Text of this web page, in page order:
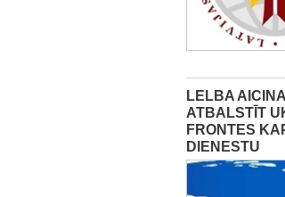
LELBA AICINA
ATBALSTĪT
FRONTES
DIENESTU